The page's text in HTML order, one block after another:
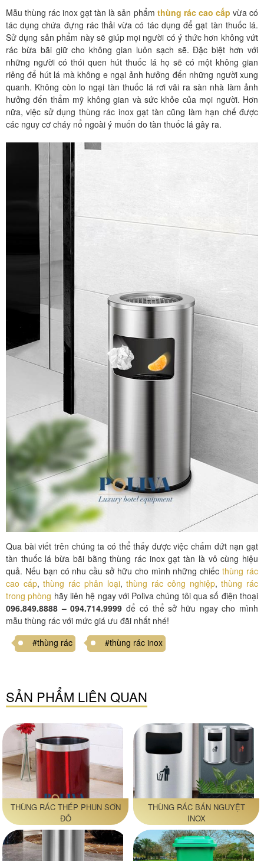
Mẫu thùng rác inox gạt tàn là sản phẩm thùng rác cao cấp vừa có
tác dụng chứa đựng rác thải vừa có tác dụng để gạt tàn thuốc lá.
Sử dụng sản phẩm này sẽ giúp mọi người có ý thức hơn không vứt
rác bừa bãi giữ cho không gian luôn sạch sẽ. Đặc biệt hơn với
những người có thói quen hút thuốc lá họ sẽ có một không gian
riêng để hút lá mà không e ngại ảnh hưởng đến những người xung
quanh. Không còn lo ngại tàn thuốc lá rơi vãi ra sàn nhà làm ảnh
hưởng đến thẩm mỹ không gian và sức khỏe của mọi người. Hơn
nữa, việc sử dụng thùng rác inox gạt tàn cũng làm hạn chế được
các nguy cơ cháy nổ ngoài ý muốn do tàn thuốc lá gây ra.
Qua bài viết trên chúng ta có thể thấy được việc chấm dứt nạn gạt
tàn thuốc lá bừa bãi bằng thùng rác inox gạt tàn là vô cùng hiệu
quả. Nếu bạn có nhu cầu sở hữu cho mình những chiếc thùng rác
cao cấp, thùng rác phân loại,thùng rác công nghiệp,thùng rác
trong phòng hãy liên hệ ngay với Poliva chúng tôi qua số điện thoại
096.849.8888 – 094.714.9999 để có thể sở hữu ngay cho mình
mẫu thùng rác với mức giá ưu đãi nhất nhé!
#thùng rác
#thùng rác inox
SẢN PHẨM LIÊN QUAN
THÙNG RÁC THÉP PHUN SƠN
ĐỎ
THÙNG RÁC BÁN NGUYỆT
INOX